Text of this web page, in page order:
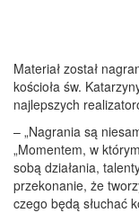
Materiał został
kościoła św.
najlepszych
– „Nagrania są
„Momentem, w
sobą działania,
przekonanie, że
czego będą słuchać